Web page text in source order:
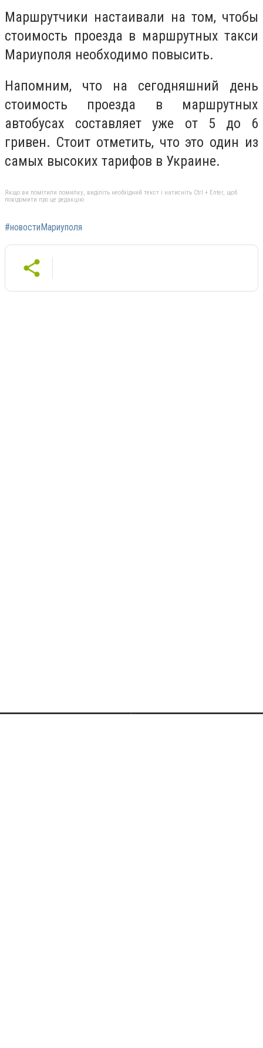
Маршрутчики настаивали на том, чтобы
стоимость проезда в маршрутных такси
Мариуполя необходимо повысить.
Напомним, что на сегодняшний день
стоимость проезда в маршрутных
автобусах составляет уже от 5 до 6
гривен. Стоит отметить, что это один из
самых высоких тарифов в Украине.
Якщо ви помітили помилку, виділіть необхідний текст і натисніть Ctrl + Enter, щоб
повідомити про це редакцію
#новостиМариуполя